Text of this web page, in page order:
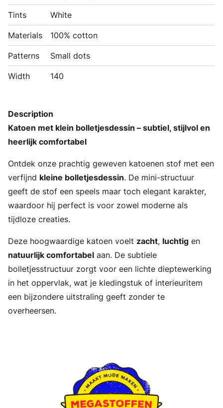
Tints White
Materials 100% cotton
Patterns Small dots
Width 140
Description
Katoen met klein bolletjesdessin – subtiel, stijlvol en
heerlijk comfortabel
Ontdek onze prachtig geweven katoenen stof met een
verfijnd kleine bolletjesdessin. De mini-structuur
geeft de stof een speels maar toch elegant karakter,
waardoor hij perfect is voor zowel moderne als
tijdloze creaties.
Deze hoogwaardige katoen voelt zacht, luchtig en
natuurlijk comfortabel aan. De subtiele
bolletjesstructuur zorgt voor een lichte dieptewerking
in het oppervlak, wat je kledingstuk of interieuritem
een bijzondere uitstraling geeft zonder te
overheersen.